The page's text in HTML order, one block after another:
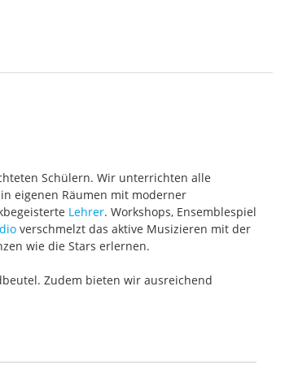
Schülern. Wir unterrichten alle
eigenen Räumen mit moderner
Lehrer. Workshops, Ensemblespiel
verschmelzt das aktive Musizieren mit der
wie die Stars erlernen.
Zudem bieten wir ausreichend